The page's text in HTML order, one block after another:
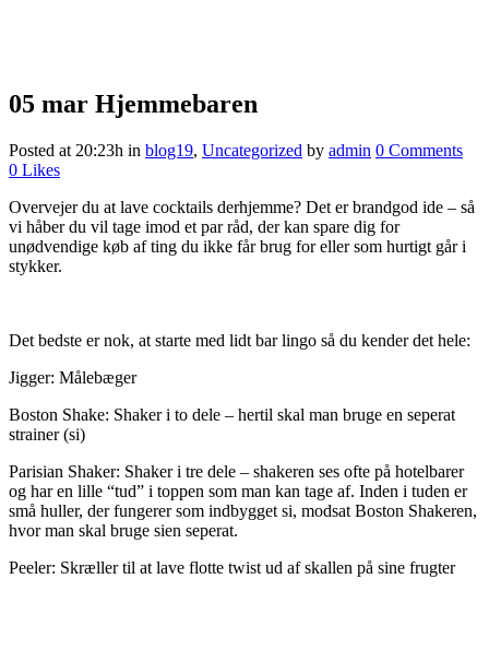
05 mar Hjemmebaren
Posted at 20:23h in blog19, Uncategorized by admin 0 Comments
0 Likes
Overvejer du at lave cocktails derhjemme? Det er brandgod ide – så
vi håber du vil tage imod et par råd, der kan spare dig for
unødvendige køb af ting du ikke får brug for eller som hurtigt går i
stykker.
Det bedste er nok, at starte med lidt bar lingo så du kender det hele:
Jigger: Målebæger
Boston Shake: Shaker i to dele – hertil skal man bruge en seperat
strainer (si)
Parisian Shaker: Shaker i tre dele – shakeren ses ofte på hotelbarer
og har en lille “tud” i toppen som man kan tage af. Inden i tuden er
små huller, der fungerer som indbygget si, modsat Boston Shakeren,
hvor man skal bruge sien seperat.
Peeler: Skræller til at lave flotte twist ud af skallen på sine frugter